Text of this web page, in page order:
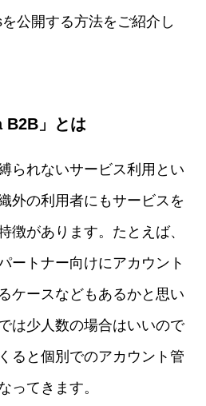
公開する方法をご紹介し
B2B」とは
られないサービス利用とい
外の利用者にもサービスを
徴があります。たとえば、
ートナー向けにアカウント
ケースなどもあるかと思い
は少人数の場合はいいので
ると個別でのアカウント管
ってきます。